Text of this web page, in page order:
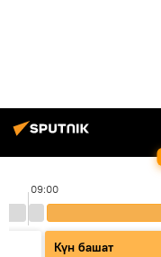
09:00
Күн башат